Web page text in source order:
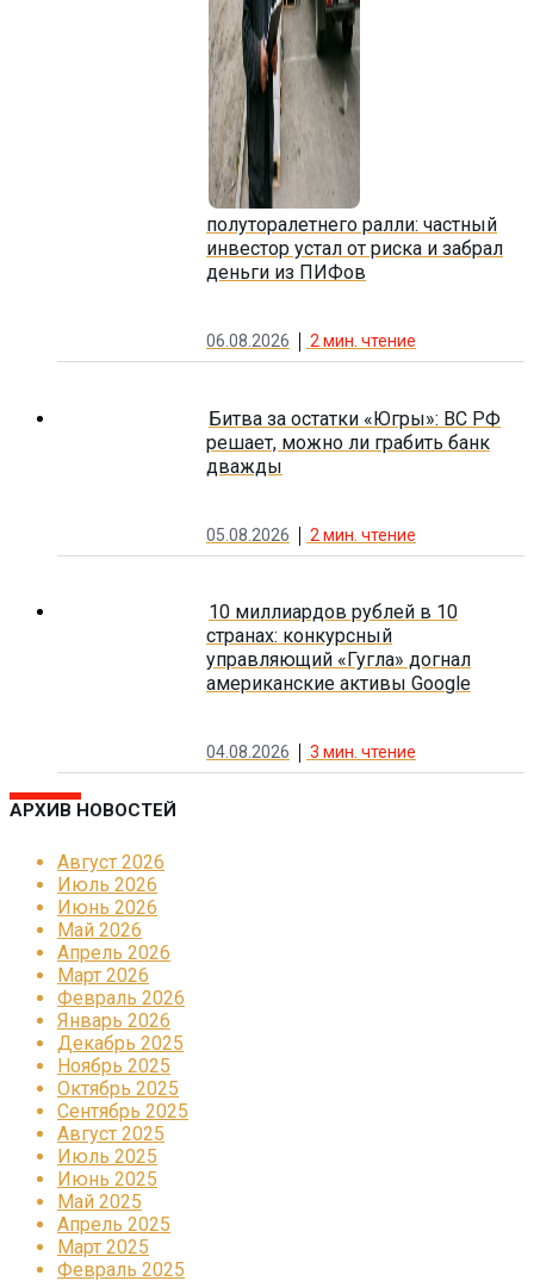
полуторалетнего ралли: частный
инвестор устал от риска и забрал
деньги из ПИФов
06.08.2026 2мин. чтение
Битва за остатки «Югры»: ВС РФ
решает, можно ли грабить банк
дважды
05.08.2026 2 мин. чтение
10 миллиардов рублей в 10
странах: конкурсный
управляющий «Гугла» догнал
американские активы Google
04.08.2026 3 мин. чтение
АРХИВ НОВОСТЕЙ
Август 2026
Июль 2026
Июнь 2026
Май 2026
Апрель 2026
Март 2026
Февраль 2026
Январь 2026
Декабрь 2025
Ноябрь 2025
Октябрь 2025
Сентябрь 2025
Август 2025
Июль 2025
Июнь 2025
Май 2025
Апрель 2025
Март 2025
Февраль 2025